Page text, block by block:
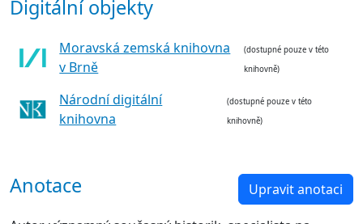
Digitální objekty
Moravská zemská knihovna
v Brně
(dostupné pouze v této
knihovně)
Národní digitální
knihovna
(dostupné pouze v této
knihovně)
Anotace Upravit anotaci